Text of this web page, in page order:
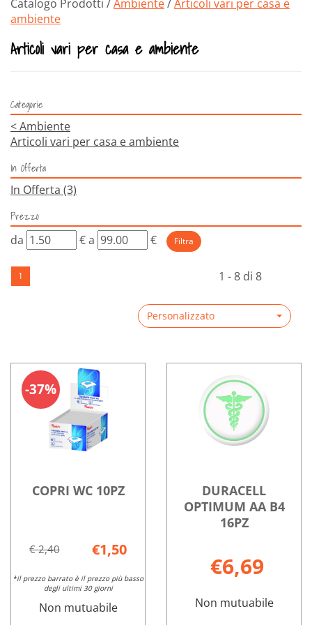
Catalogo Prodotti /Ambiente/Articoli vari per casa e
ambiente
Articoli vari per casa e ambiente
Categorie
<Ambiente
Articoli vari per casa e ambiente
In Offerta
In Offerta (3)
Prezzo
filtra
da € filtra
a €
1 1 - 8 di 8
Personalizzato
COPRI WC 10PZ
37%
€ 2,40 €1,50
*il prezzo barrato è il prezzo più basso
degli ultimi 30 giorni
Non mutuabile
DURACELL
OPTIMUM AA B4
16PZ
€6,69
Non mutuabile